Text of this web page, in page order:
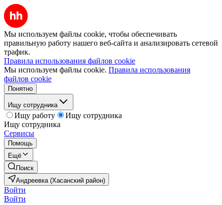
Мы используем файлы cookie, чтобы обеспечивать
правильную работу нашего веб-сайта и анализировать сетевой
трафик.
Правила использования файлов cookie
Мы используем файлы cookie. Правила использования
файлов cookie
Понятно
Ищу сотрудника
Ищу работу
Ищу сотрудника
Ищу сотрудника
Сервисы
Помощь
Ещё
Поиск
Андреевка (Хасанский район)
Войти
Войти